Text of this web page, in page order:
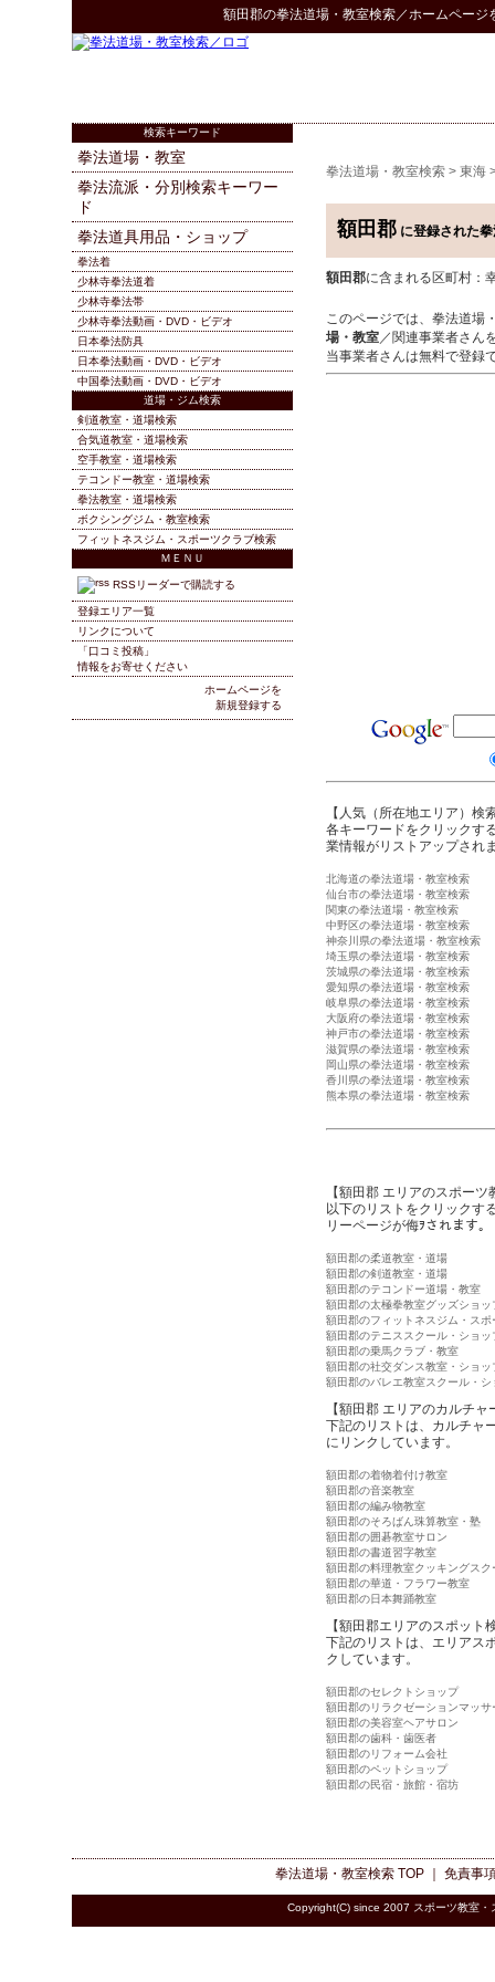
額田郡の拳法道場・教室検索／ホームページ
拳法道場・教室検索 > 東海
額田郡 に登録された
額田郡に含まれる区町村：
このページでは、拳法道場
場・教室／関連事業者さん
当事業者さんは無料で登録
【人気（所在地エリア）検
各キーワードをクリックす
業情報がリストアップされ
北海道の拳法道場・教室検索
仙台市の拳法道場・教室検索
関東の拳法道場・教室検索
中野区の拳法道場・教室検索
神奈川県の拳法道場・教室検索
埼玉県の拳法道場・教室検索
茨城県の拳法道場・教室検索
愛知県の拳法道場・教室検索
岐阜県の拳法道場・教室検索
大阪府の拳法道場・教室検索
神戸市の拳法道場・教室検索
滋賀県の拳法道場・教室検索
岡山県の拳法道場・教室検索
香川県の拳法道場・教室検索
熊本県の拳法道場・教室検索
【額田郡 エリアのスポー
以下のリストをクリックす
リーページが侮ｦされます。
額田郡の柔道教室・道場
額田郡の剣道教室・道場
額田郡のテコンドー道場・教室
額田郡の太極拳教室グッズショッ
額田郡のフィットネスジム・スポ
額田郡のテニススクール・ショッ
額田郡の乗馬クラブ・教室
額田郡の社交ダンス教室・ショッ
額田郡のバレエ教室スクール・シ
【額田郡 エリアのカルチ
下記のリストは、カルチャ
にリンクしています。
額田郡の着物着付け教室
額田郡の音楽教室
額田郡の編み物教室
額田郡のそろばん珠算教室・塾
額田郡の囲碁教室サロン
額田郡の書道習字教室
額田郡の料理教室クッキングスク
額田郡の華道・フラワー教室
額田郡の日本舞踊教室
【額田郡エリアのスポット
下記のリストは、エリアス
クしています。
額田郡のセレクトショップ
額田郡のリラクゼーションマッサ
額田郡の美容室ヘアサロン
額田郡の歯科・歯医者
額田郡のリフォーム会社
額田郡のペットショップ
額田郡の民宿・旅館・宿坊
検索キーワード
拳法道場・教室
拳法流派・分別検索キーワー
ド
拳法道具用品・ショップ
拳法着
少林寺拳法道着
少林寺拳法帯
少林寺拳法動画・DVD・ビデオ
日本拳法防具
日本拳法動画・DVD・ビデオ
中国拳法動画・DVD・ビデオ
道場・ジム検索
剣道教室・道場検索
合気道教室・道場検索
空手教室・道場検索
テコンドー教室・道場検索
拳法教室・道場検索
ボクシングジム・教室検索
フィットネスジム・スポーツクラブ検索
ＭＥＮＵ
RSSリーダーで購読する
登録エリア一覧
リンクについて
「口コミ投稿」
情報をお寄せください
ホームページを
新規登録する
拳法道場・教室検索TOP ｜ 免責事
Copyright(C) since 2007 スポーツ教室・